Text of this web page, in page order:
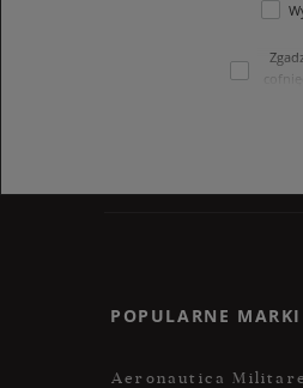
POPULARNE
Aeronautica Militare